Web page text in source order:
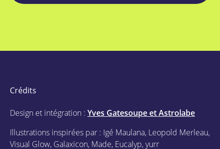
Crédits
Design et intégration : Yves Gatesoupe et Astrolabe
Illustrations inspirées par : Igé Maulana, Leopold Merleau,
Visual Glow, Galaxicon, Made, Eucalyp, yurr